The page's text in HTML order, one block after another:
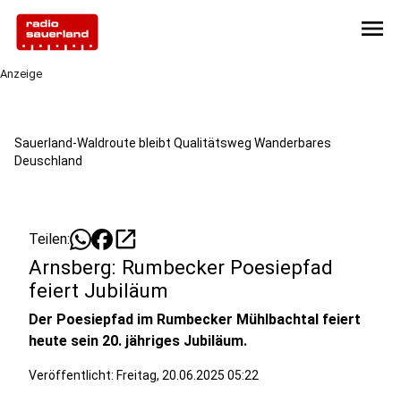
menu
Anzeige
Sauerland-Waldroute bleibt Qualitätsweg Wanderbares
Deuschland
Teilen: open_in_new
Arnsberg: Rumbecker Poesiepfad
feiert Jubiläum
Der Poesiepfad im Rumbecker Mühlbachtal feiert
heute sein 20. jähriges Jubiläum.
Veröffentlicht: Freitag, 20.06.2025 05:22